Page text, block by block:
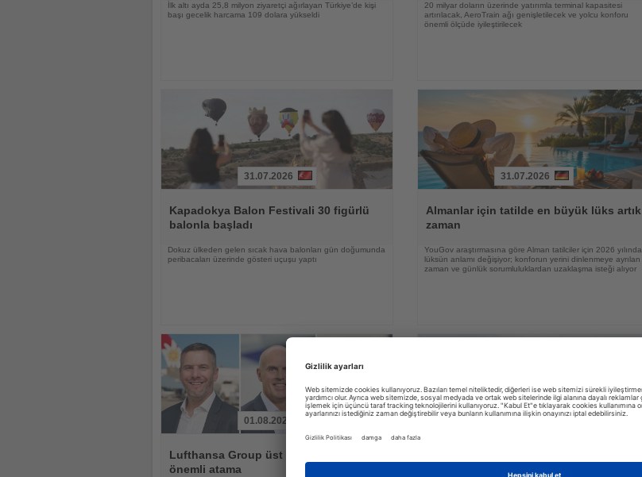
İlk altı ayda 25,8 milyon ziyaretçi ağırlayan Türkiye’de kişi
başı gecelik harcama 109 dolara yükseldi
20 milyar doların üzerinde yatırımla terminal kapasitesi
artırılacak, AeroTrain ağı genişletilecek ve yolcu konforu
önemli ölçüde iyileştirilecek
Oku
31.07.2026
Kapadokya Balon Festivali 30 figürlü
balonla başladı
Dokuz ülkeden gelen sıcak hava balonları gün doğumunda
peribacaları üzerinde gösteri uçuşu yaptı
Oku
31.07.2026
Almanlar için tatilde en büyük lüks artık
zaman
YouGov araştırmasına göre Alman tatilciler için 2026 yılında
lüksün anlamı değişiyor; konforun yerini dinlenmeye ayrılan
zaman ve günlük sorumluluklardan uzaklaşma isteği alıyor
Oku
01.08.2026
Lufthansa Group üst yönetiminde üç
önemli atama
Haberi
01.08.2026
rezervasyonlar hız kazandı